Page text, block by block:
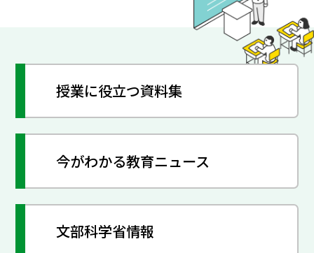
授業に役立つ資料集
今がわかる教育ニュース
文部科学省情報